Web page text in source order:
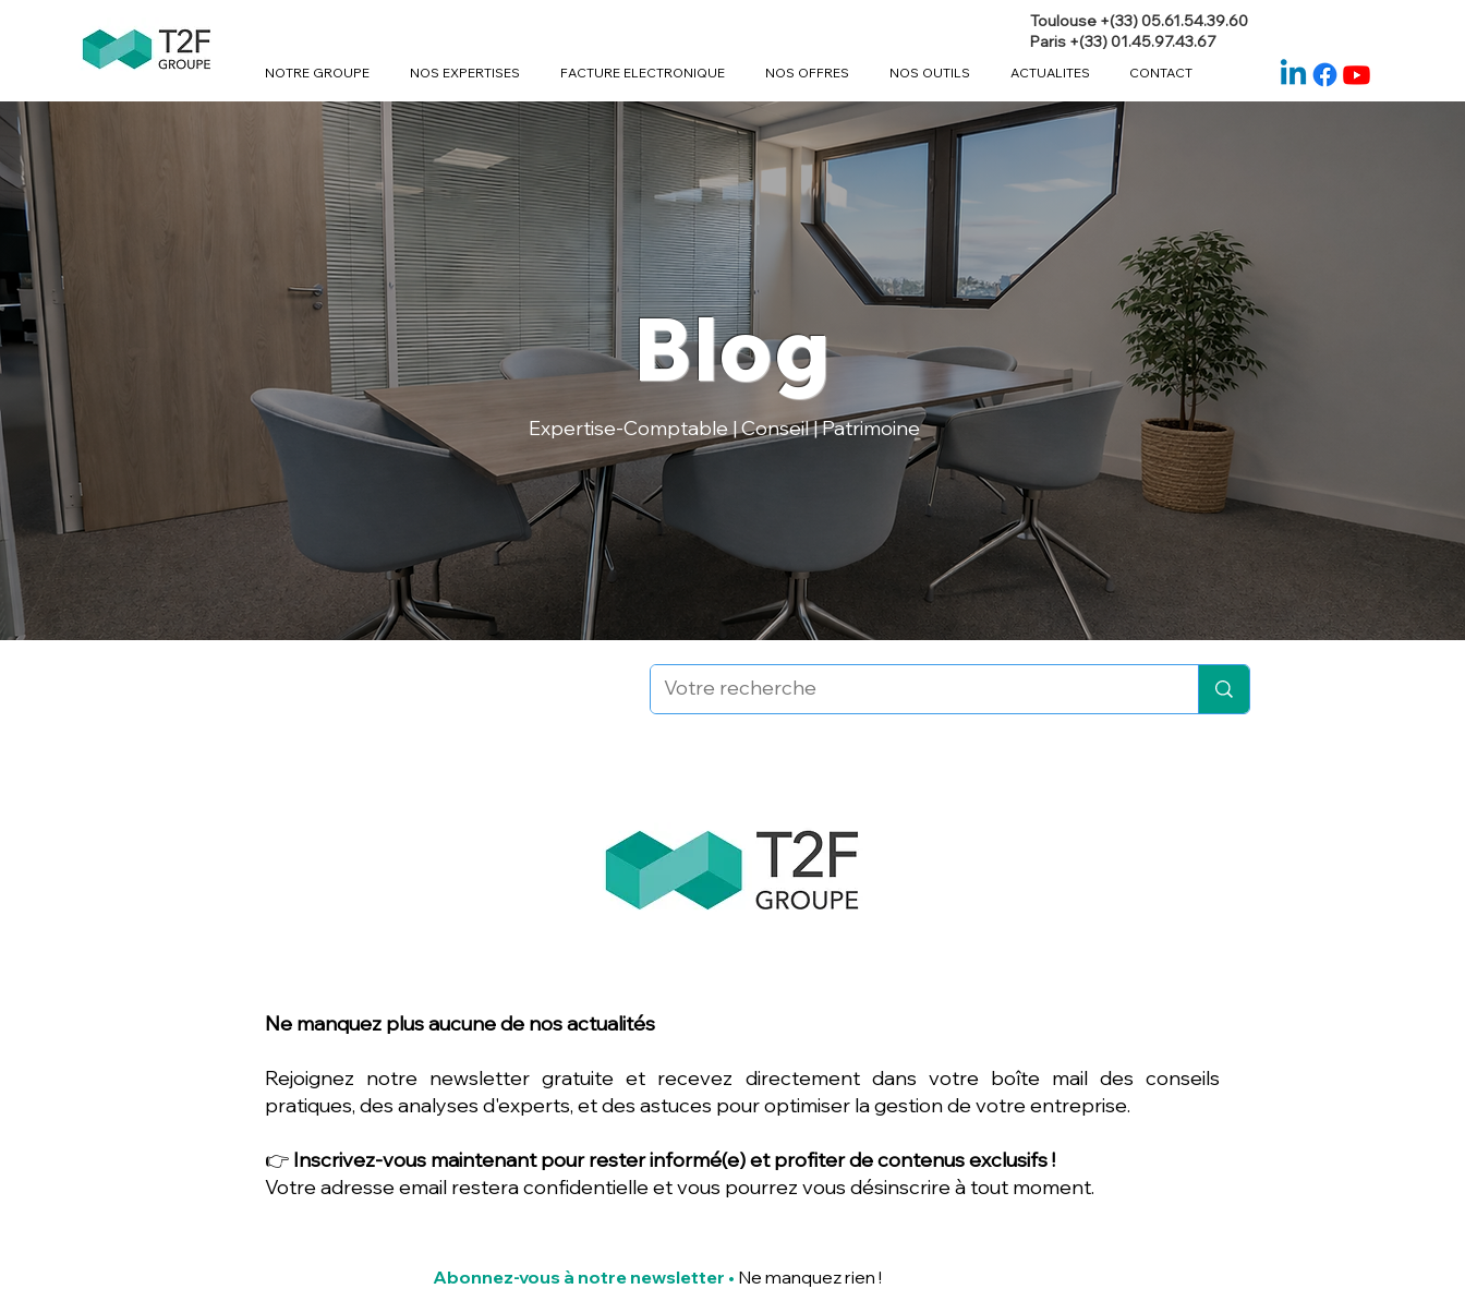
Toulouse +(33) 05.61.54.39.60
Paris +(33) 01.45.97.43.67
NOTRE GROUPE NOS EXPERTISES FACTURE ELECTRONIQUE NOS OFFRES NOS OUTILS ACTUALITES CONTACT
Blog
Expertise-Comptable | Conseil | Patrimoine
Ne manquez plus aucune de nos actualités
Rejoignez notre newsletter gratuite et recevez directement dans votre boîte mail des conseils
pratiques, des analyses d'experts, et des astuces pour optimiser la gestion de votre entreprise.
👉 Inscrivez-vous maintenant pour rester informé(e) et profiter de contenus exclusifs !
Votre adresse email restera confidentielle et vous pourrez vous désinscrire à tout moment.
Abonnez-vous à notre newsletter • Ne manquez rien !